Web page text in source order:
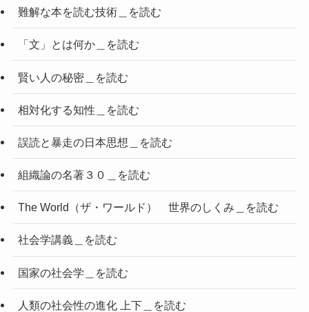
難解な本を読む技術＿を読む
「文」とは何か＿を読む
賢い人の秘密＿を読む
相対化する知性＿を読む
誤読と暴走の日本思想＿を読む
組織論の名著３０＿を読む
The World（ザ・ワールド） 世界のしくみ＿を読む
社会学講義＿を読む
国家の社会学＿を読む
人類の社会性の進化 上下＿を読む